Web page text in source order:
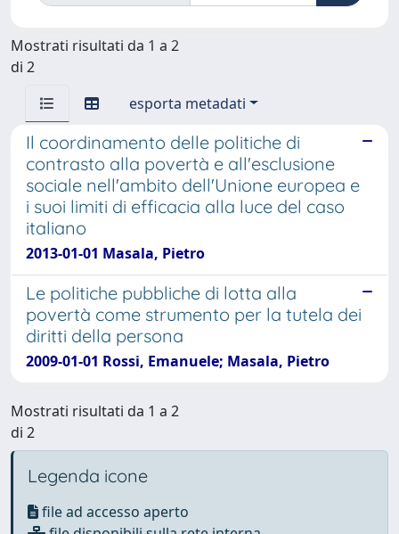
Mostrati risultati da 1 a 2
di 2
esporta metadati
Il coordinamento delle politiche di
contrasto alla povertà e all'esclusione
sociale nell'ambito dell'Unione europea e
i suoi limiti di efficacia alla luce del caso
italiano
2013-01-01 Masala, Pietro
Le politiche pubbliche di lotta alla
povertà come strumento per la tutela dei
diritti della persona
2009-01-01 Rossi, Emanuele; Masala, Pietro
Mostrati risultati da 1 a 2
di 2
Legenda icone
file ad accesso aperto